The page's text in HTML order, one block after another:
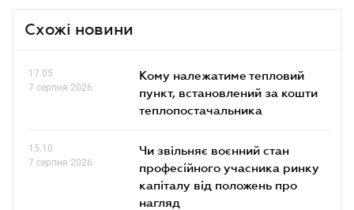
Схожі новини
17.05
7 серпня 2026
Кому належатиме тепловий
пункт, встановлений за кошти
теплопостачальника
15.10
7 серпня 2026
Чи звільняє воєнний стан
професійного учасника ринку
капіталу від положень про
нагляд